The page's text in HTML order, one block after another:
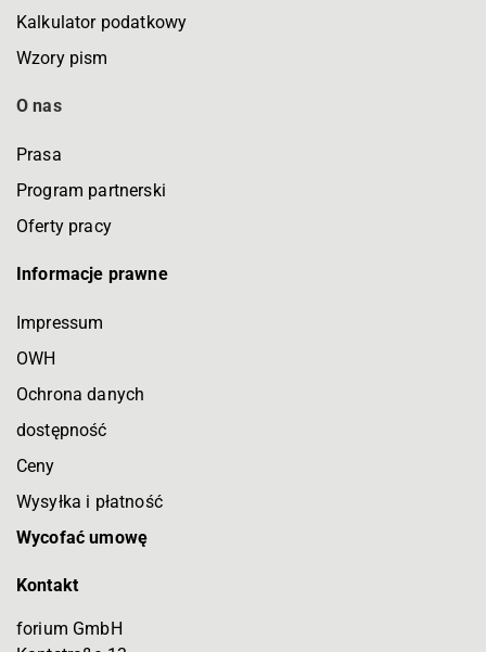
Kalkulator podatkowy
Wzory pism
O nas
Prasa
Program partnerski
Oferty pracy
Informacje prawne
Impressum
OWH
Ochrona danych
dostępność
Ceny
Wysyłka i płatność
Wycofać umowę
Kontakt
forium GmbH